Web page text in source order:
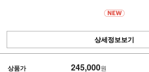
상세정보보기
상품가 245,000원